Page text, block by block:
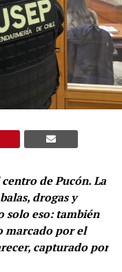
de Pucón. La
drogas y
solo eso: también
marcado por el
capturado por